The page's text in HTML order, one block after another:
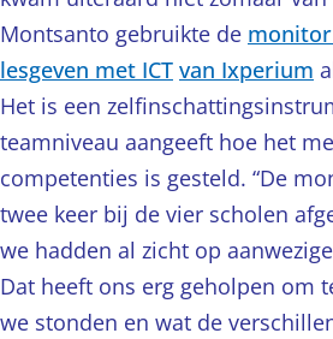
Montsanto gebruikte de
lesgeven met ICT van Ixperium
Het is een
teamniveau aangeeft hoe het
competenties is gesteld. “De
twee keer bij de vier scholen
we hadden al zicht op
Dat heeft ons erg geholpen om
we stonden en wat de